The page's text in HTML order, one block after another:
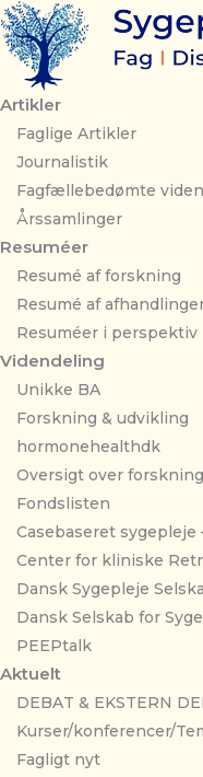
Gå
til
indholdet
Artikler
Faglige Artikler
Journalistik
Fagfællebedømte
Årssamlinger
Resuméer
Resumé af forskning
Resumé af
Resuméer i perspektiv
Videndeling
Unikke BA
Forskning & udvikling
hormonehealthdk
Oversigt over
Fondslisten
Casebaseret sygepleje
Center for kliniske
Dansk Sygepleje
Dansk Selskab for
PEEPtalk
Aktuelt
DEBAT & EKSTERN
Kurser/konferencer/
Fagligt nyt